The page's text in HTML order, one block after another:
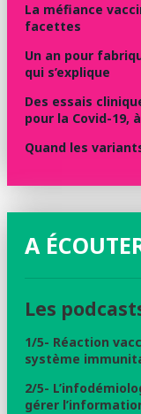
La méfiance
facettes
Un an pour
qui s’explique
Des essais
pour la Covid-19,
Quand les
A
Les
1/5- Réaction
système
2/5-
gérer